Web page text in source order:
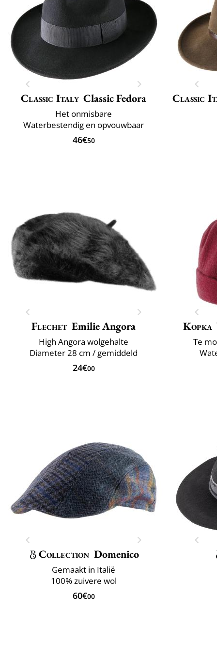
Classic Italy Classic Fedora
Het onmisbare
Waterbestendig en opvouwbaar
46€50
Classic
Flechet Emilie Angora
High Angora wolgehalte
Diameter 28 cm / gemiddeld
24€00
Kopka
Te
Collection Domenico
Gemaakt in Italië
100% zuivere wol
60€00